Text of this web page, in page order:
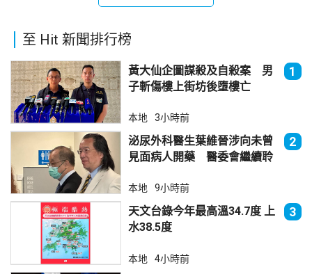
至 Hit 新聞排行榜
黃大仙企圖謀殺及自殺案 男
子斬傷樓上街坊後墮樓亡
1
本地 3小時前
泌尿外科醫生葉維晉涉向未曾
見面病人開藥 醫委會繼續聆
2
本地 9小時前
天文台錄今年最高溫34.7度 上
水38.5度
3
本地 4小時前